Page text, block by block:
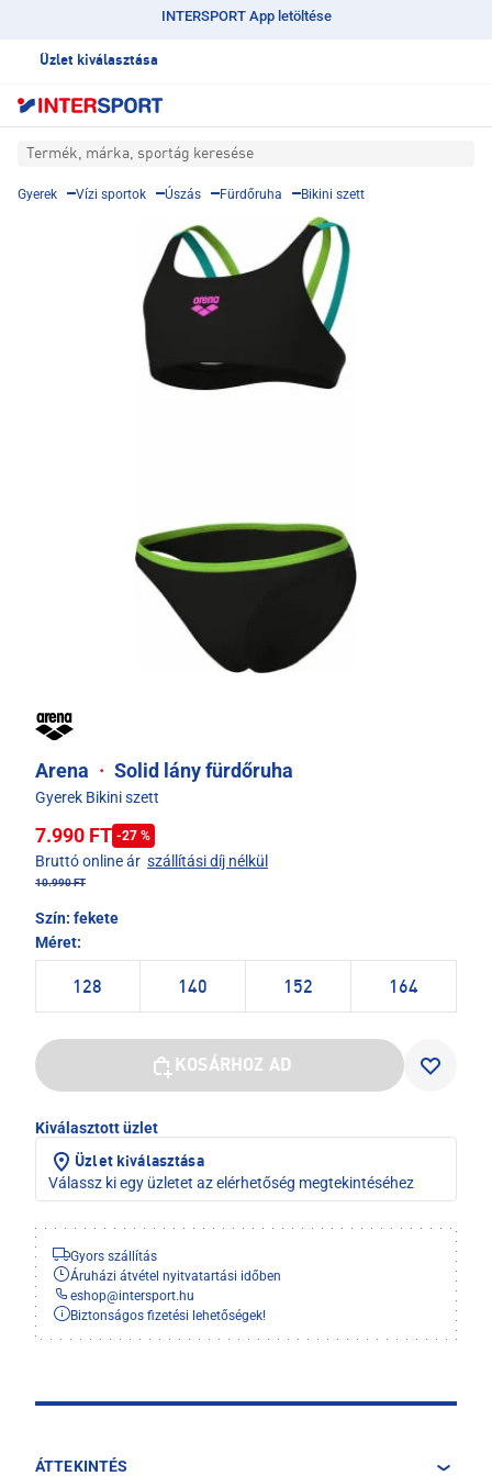
INTERSPORT App letöltése
Üzlet kiválasztása
Termék, márka, sportág keresése
Gyerek Vízi sportok Úszás Fürdőruha Bikini szett
Arena · Solid lány fürdőruha
Gyerek Bikini szett
7.990 FT -27 %
Bruttó online ár szállítási díj nélkül
10.990 FT
Szín: fekete
Méret:
128 140 152 164
KOSÁRHOZ AD
Kiválasztott üzlet
Üzlet kiválasztása
Válassz ki egy üzletet az elérhetőség megtekintéséhez
Gyors szállítás
Áruházi átvétel nyitvatartási időben
eshop@intersport.hu
Biztonságos fizetési lehetőségek!
ÁTTEKINTÉS